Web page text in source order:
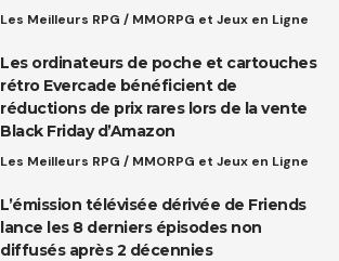
Les Meilleurs RPG / MMORPG et Jeux en Ligne
Les ordinateurs de poche et cartouches
rétro Evercade bénéficient de
réductions de prix rares lors de la vente
Black Friday d’Amazon
Les Meilleurs RPG / MMORPG et Jeux en Ligne
L’émission télévisée dérivée de Friends
lance les 8 derniers épisodes non
diffusés après 2 décennies